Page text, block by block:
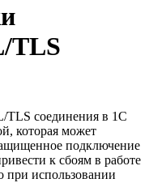
TLS
TLS соединения в 1С
которая может
подключение
к сбоям в работе
при использовании